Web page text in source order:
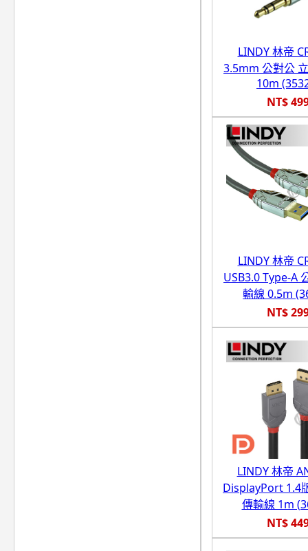
LINDY 林帝
3.5mm 公對公
10m
NT$
LINDY 林帝
USB3.0 Type-A
輸線 0.5m
NT$
LINDY 林帝
DisplayPort 1.4
傳輸線 1m
NT$